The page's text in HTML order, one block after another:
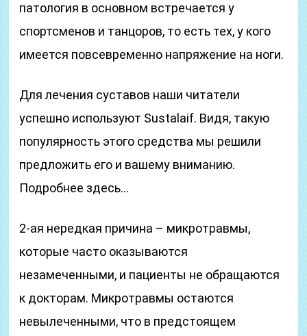
патология в основном встречается у
спортсменов и танцоров, то есть тех, у кого
имеется повсевременно напряжение на ноги.
Для лечения суставов наши читатели
успешно используют Sustalaif. Видя, такую
популярность этого средства мы решили
предложить его и вашему вниманию.
Подробнее здесь…
2-ая нередкая причина – микротравмы,
которые часто оказываются
незамеченными, и пациенты не обращаются
к докторам. Микротравмы остаются
невылеченными, что в предстоящем